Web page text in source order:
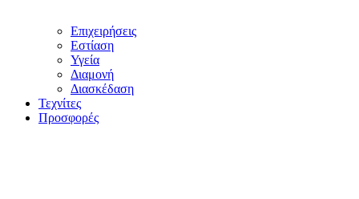
Επιχειρήσεις
Εστίαση
Υγεία
Διαμονή
Διασκέδαση
Τεχνίτες
Προσφορές